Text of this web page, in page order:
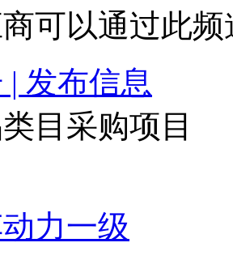
可以通过此
发布信息
目采购项目
力一级